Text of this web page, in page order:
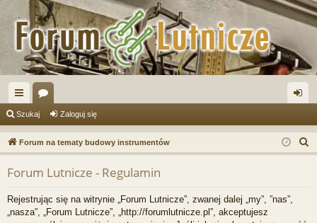
ię
ce
j
…
or
a og
uj
Szukaj Zaloguj się
Forum na tematy budowy instrumentów
z
Forum Lutnicze - Regulamin
Rejestrując się na witrynie „Forum Lutnicze”, zwanej dalej „my”, ”nas”,
„nasza”, „Forum Lutnicze”, „http://forumlutnicze.pl”, akceptujesz